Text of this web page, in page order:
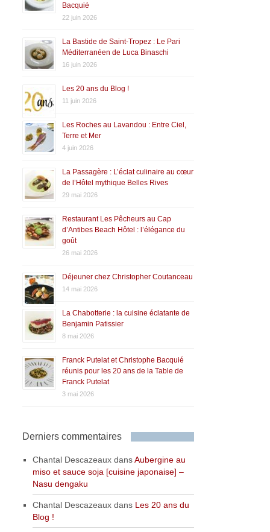
Bacquié
22 juin 2026
La Bastide de Saint-Tropez : Le Pari
Méditerranéen de Luca Binaschi
16 juin 2026
Les 20 ans du Blog !
11 juin 2026
Les Roches au Lavandou : Entre Ciel,
Terre et Mer
4 juin 2026
La Passagère : L’éclat culinaire au cœur
de l’Hôtel mythique Belles Rives
29 mai 2026
Restaurant Les Pêcheurs au Cap
d’Antibes Beach Hôtel : l’élégance du
goût
26 mai 2026
Déjeuner chez Christopher Coutanceau
14 mai 2026
La Chabotterie : la cuisine éclatante de
Benjamin Patissier
8 mai 2026
Franck Putelat et Christophe Bacquié
réunis pour les 20 ans de la Table de
Franck Putelat
3 mai 2026
Derniers commentaires
Chantal Descazeaux dansAubergine au
miso et sauce soja [cuisine japonaise] –
Nasu dengaku
Chantal Descazeaux dans Les 20 ans du
Blog !